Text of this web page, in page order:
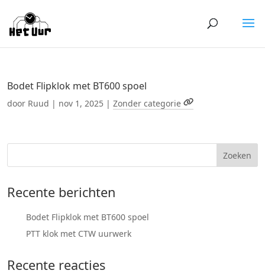
Bodet Flipklok met BT600 spoel
door Ruud | nov 1, 2025 | Zonder categorie
Recente berichten
Bodet Flipklok met BT600 spoel
PTT klok met CTW uurwerk
Recente reacties